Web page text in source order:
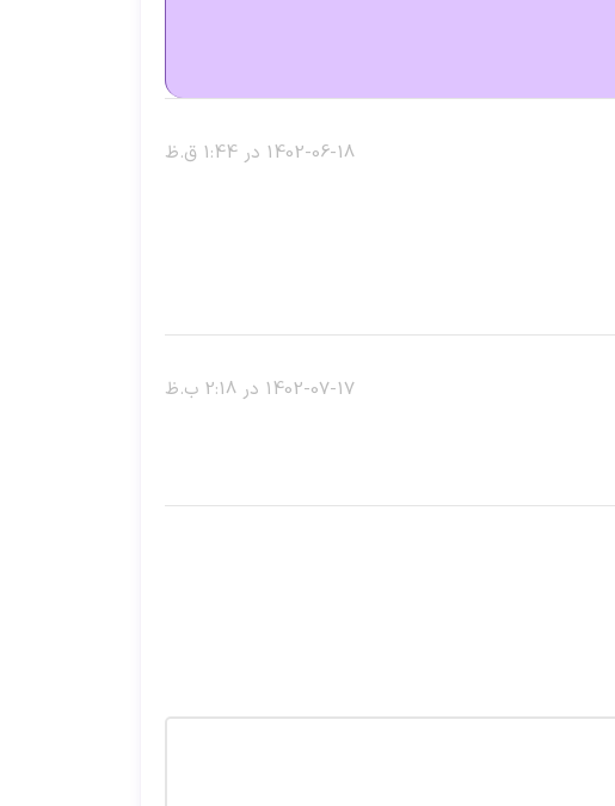
1402-06-18 در 1:44 ق.ظ
1402-07-17 در 2:18 ب.ظ